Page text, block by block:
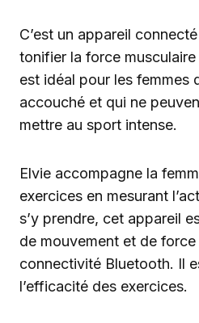
C’est un appareil
tonifier la force
est idéal pour les femmes
accouché et qui ne
mettre au sport intense.
Elvie accompagne la
exercices en mesurant
s’y prendre, cet appareil
de mouvement et de force
connectivité Bluetooth. Il
l’efficacité des exercices.